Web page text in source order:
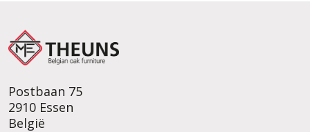
Postbaan 75
2910 Essen
België